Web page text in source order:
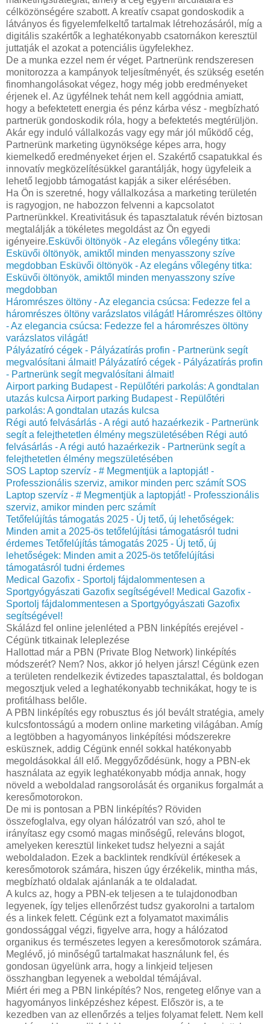
célközönségére szabott. A kreatív csapat gondoskodik a
látványos és figyelemfelkeltő tartalmak létrehozásáról, míg a
digitális szakértők a leghatékonyabb csatornákon keresztül
juttatják el azokat a potenciális ügyfelekhez.
De a munka ezzel nem ér véget. Partnerünk rendszeresen
monitorozza a kampányok teljesítményét, és szükség esetén
finomhangolásokat végez, hogy még jobb eredményeket
érjenek el. Az ügyfélnek tehát nem kell aggódnia amiatt,
hogy a befektetett energia és pénz kárba vész - megbízható
partnerük gondoskodik róla, hogy a befektetés megtérüljön.
Akár egy induló vállalkozás vagy egy már jól működő cég,
Partnerünk marketing ügynöksége képes arra, hogy
kiemelkedő eredményeket érjen el. Szakértő csapatukkal és
innovatív megközelítésükkel garantálják, hogy ügyfeleik a
lehető legjobb támogatást kapják a siker elérésében.
Ha Ön is szeretné, hogy vállalkozása a marketing területén
is ragyogjon, ne habozzon felvenni a kapcsolatot
Partnerünkkel. Kreativitásuk és tapasztalatuk révén biztosan
megtalálják a tökéletes megoldást az Ön egyedi
igényeire.Esküvői öltönyök - Az elegáns vőlegény titka:
Esküvői öltönyök, amiktől minden menyasszony szíve
megdobban Esküvői öltönyök - Az elegáns vőlegény titka:
Esküvői öltönyök, amiktől minden menyasszony szíve
megdobban
Háromrészes öltöny - Az elegancia csúcsa: Fedezze fel a
háromrészes öltöny varázslatos világát! Háromrészes öltöny
- Az elegancia csúcsa: Fedezze fel a háromrészes öltöny
varázslatos világát!
Pályázatíró cégek - Pályázatírás profin - Partnerünk segít
megvalósítani álmait! Pályázatíró cégek - Pályázatírás profin
- Partnerünk segít megvalósítani álmait!
Airport parking Budapest - Repülőtéri parkolás: A gondtalan
utazás kulcsa Airport parking Budapest - Repülőtéri
parkolás: A gondtalan utazás kulcsa
Régi autó felvásárlás - A régi autó hazaérkezik - Partnerünk
segít a felejthetetlen élmény megszületésében Régi autó
felvásárlás - A régi autó hazaérkezik - Partnerünk segít a
felejthetetlen élmény megszületésében
SOS Laptop szervíz - # Megmentjük a laptopját! -
Professzionális szerviz, amikor minden perc számít SOS
Laptop szervíz - # Megmentjük a laptopját! - Professzionális
szerviz, amikor minden perc számít
Tetőfelújítás támogatás 2025 - Új tető, új lehetőségek:
Minden amit a 2025-ös tetőfelújítási támogatásról tudni
érdemes Tetőfelújítás támogatás 2025 - Új tető, új
lehetőségek: Minden amit a 2025-ös tetőfelújítási
támogatásról tudni érdemes
Medical Gazofix - Sportolj fájdalommentesen a
Sportgyógyászati Gazofix segítségével! Medical Gazofix -
Sportolj fájdalommentesen a Sportgyógyászati Gazofix
segítségével!
Skálázd fel online jelenléted a PBN linképítés erejével -
Cégünk titkainak leleplezése
Hallottad már a PBN (Private Blog Network) linképítés
módszerét? Nem? Nos, akkor jó helyen jársz! Cégünk ezen
a területen rendelkezik évtizedes tapasztalattal, és boldogan
megosztjuk veled a leghatékonyabb technikákat, hogy te is
profitálhass belőle.
A PBN linképítés egy robusztus és jól bevált stratégia, amely
kulcsfontosságú a modern online marketing világában. Amíg
a legtöbben a hagyományos linképítési módszerekre
esküsznek, addig Cégünk ennél sokkal hatékonyabb
megoldásokkal áll elő. Meggyőződésünk, hogy a PBN-ek
használata az egyik leghatékonyabb módja annak, hogy
növeld a weboldalad rangsorolását és organikus forgalmát a
keresőmotorokon.
De mi is pontosan a PBN linképítés? Röviden
összefoglalva, egy olyan hálózatról van szó, ahol te
irányítasz egy csomó magas minőségű, releváns blogot,
amelyeken keresztül linkeket tudsz helyezni a saját
weboldaladon. Ezek a backlintek rendkívül értékesek a
keresőmotorok számára, hiszen úgy érzékelik, mintha más,
megbízható oldalak ajánlanák a te oldaladat.
A kulcs az, hogy a PBN-ek teljesen a te tulajdonodban
legyenek, így teljes ellenőrzést tudsz gyakorolni a tartalom
és a linkek felett. Cégünk ezt a folyamatot maximális
gondossággal végzi, figyelve arra, hogy a hálózatod
organikus és természetes legyen a keresőmotorok számára.
Meglévő, jó minőségű tartalmakat használunk fel, és
gondosan ügyelünk arra, hogy a linkjeid teljesen
összhangban legyenek a weboldal témájával.
Miért éri meg a PBN linképítés? Nos, rengeteg előnye van a
hagyományos linképzéshez képest. Először is, a te
kezedben van az ellenőrzés a teljes folyamat felett. Nem kell